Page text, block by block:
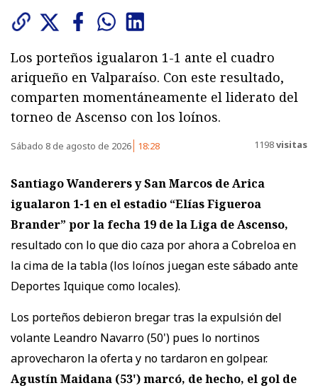
Los porteños igualaron 1-1 ante el cuadro
ariqueño en Valparaíso. Con este resultado,
comparten momentáneamente el liderato del
torneo de Ascenso con los loínos.
Sábado 8 de agosto de 2026 18:28 1198visitas
Santiago Wanderers y San Marcos de Arica
igualaron 1-1 en el estadio “Elías Figueroa
Brander” por la fecha 19 de la Liga de Ascenso,
resultado con lo que dio caza por ahora a Cobreloa en
la cima de la tabla (los loínos juegan este sábado ante
Deportes Iquique como locales).
Los porteños debieron bregar tras la expulsión del
volante Leandro Navarro (50') pues lo nortinos
aprovecharon la oferta y no tardaron en golpear.
Agustín Maidana (53') marcó, de hecho, el gol de